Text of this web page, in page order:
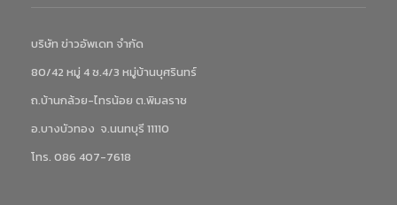
บริษัท ข่าวอัพเดท จำกัด
80/42 หมู่ 4 ซ.4/3 หมู่บ้านบุศรินทร์
ถ.บ้านกล้วย-ไทรน้อย ต.พิมลราช
อ.บางบัวทอง จ.นนทบุรี 11110
โทร. 086 407-7618